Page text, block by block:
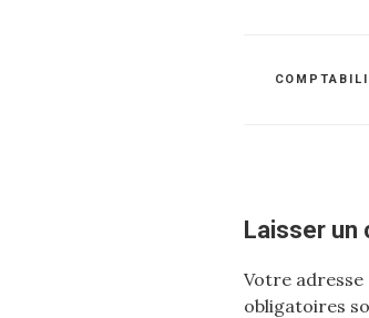
Laisser
Votre adresse
obligatoires